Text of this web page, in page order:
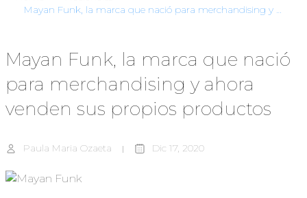
Mayan Funk, la marca que nació para merchandising y ahora venden sus propios productos
Mayan Funk, la marca que nació
para merchandising y ahora
venden sus propios productos
Paula Maria Ozaeta Dic 17, 2020